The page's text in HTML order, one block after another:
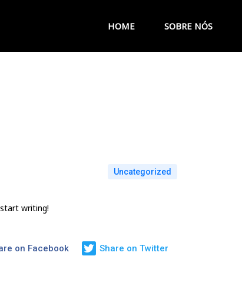
HOME SOBRE NÓS
Uncategorized
writing!
on Facebook Share on Twitter